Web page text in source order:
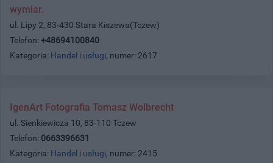
wymiar.
ul. Lipy 2, 83-430 Stara Kiszewa(Tczew)
Telefon: +48694100840
Kategoria: Handel i usługi, numer: 2617
IgenArt Fotografia Tomasz Wolbrecht
ul. Sienkiewicza 10, 83-110 Tczew
Telefon: 0663396631
Kategoria: Handel i usługi, numer: 2415